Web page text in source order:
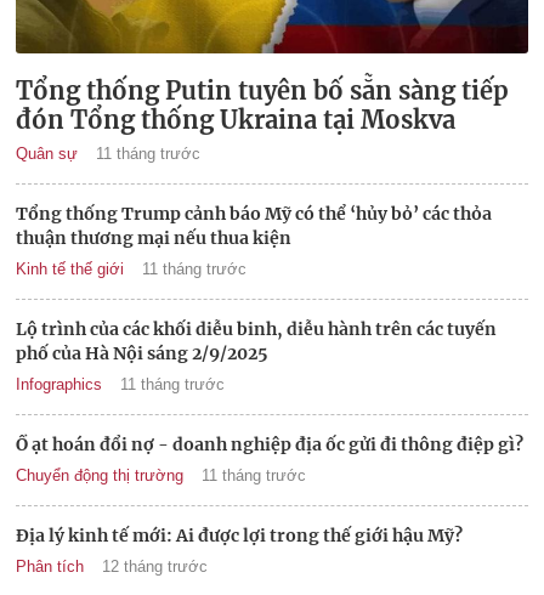
Tổng thống Putin tuyên bố sẵn sàng tiếp
đón Tổng thống Ukraina tại Moskva
Quân sự 11 tháng trước
Tổng thống Trump cảnh báo Mỹ có thể ‘hủy bỏ’ các thỏa
thuận thương mại nếu thua kiện
Kinh tế thế giới 11 tháng trước
Lộ trình của các khối diễu binh, diễu hành trên các tuyến
phố của Hà Nội sáng 2/9/2025
Infographics 11 tháng trước
Ồ ạt hoán đổi nợ - doanh nghiệp địa ốc gửi đi thông điệp gì?
Chuyển động thị trường 11 tháng trước
Địa lý kinh tế mới: Ai được lợi trong thế giới hậu Mỹ?
Phân tích 12 tháng trước